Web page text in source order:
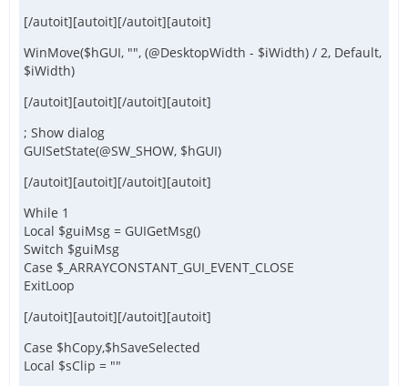
[/autoit][autoit][/autoit][autoit]
WinMove($hGUI, "", (@DesktopWidth - $iWidth) / 2, Default,
$iWidth)
[/autoit][autoit][/autoit][autoit]
; Show dialog
GUISetState(@SW_SHOW, $hGUI)
[/autoit][autoit][/autoit][autoit]
While 1
Local $guiMsg = GUIGetMsg()
Switch $guiMsg
Case $_ARRAYCONSTANT_GUI_EVENT_CLOSE
ExitLoop
[/autoit][autoit][/autoit][autoit]
Case $hCopy,$hSaveSelected
Local $sClip = ""